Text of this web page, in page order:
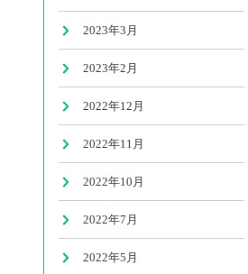
2023年3月
2023年2月
2022年12月
2022年11月
2022年10月
2022年7月
2022年5月